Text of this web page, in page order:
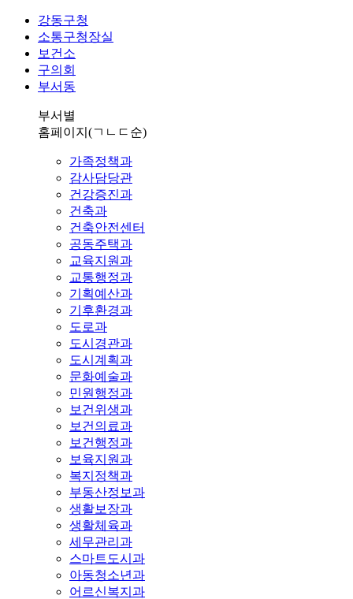
강동구청
소통구청장실
보건소
구의회
부서동
부서별
홈페이지 (ㄱㄴㄷ순)
가족정책과
감사담당관
건강증진과
건축과
건축안전센터
공동주택과
교육지원과
교통행정과
기획예산과
기후환경과
도로과
도시경관과
도시계획과
문화예술과
민원행정과
보건위생과
보건의료과
보건행정과
보육지원과
복지정책과
부동산정보과
생활보장과
생활체육과
세무관리과
스마트도시과
아동청소년과
어르신복지과